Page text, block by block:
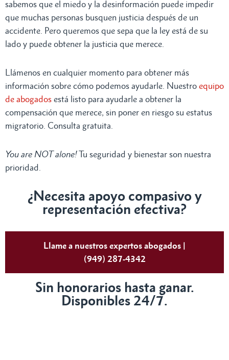
sabemos que el miedo y la desinformación puede impedir
que muchas personas busquen justicia después de un
accidente. Pero queremos que sepa que la ley está de su
lado y puede obtener la justicia que merece.
Llámenos en cualquier momento para obtener más
información sobre cómo podemos ayudarle. Nuestro equipo
de abogados está listo para ayudarle a obtener la
compensación que merece, sin poner en riesgo su estatus
migratorio. Consulta gratuita.
You are NOT alone!Tu seguridad y bienestar son nuestra
prioridad.
¿Necesita apoyo compasivo y
representación efectiva?
Llame a nuestros expertos abogados |
(949) 287-4342
Sin honorarios hasta ganar.
Disponibles 24/7.